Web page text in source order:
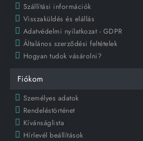
Szállítási információk
Visszaküldés és elállás
Adatvédelmi nyilatkozat - GDPR
Általános szerződési feltételek
Hogyan tudok vásárolni?
Fiókom
Személyes adatok
Rendeléstörténet
Kívánságlista
Hírlevél beállítások